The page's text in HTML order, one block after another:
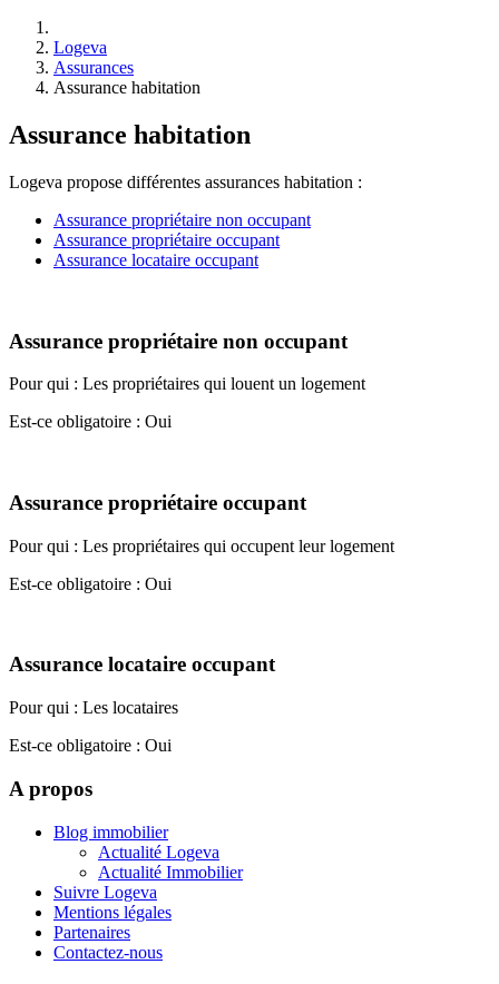
Logeva
Assurances
Assurance habitation
Assurance habitation
Logeva propose différentes assurances habitation :
Assurance propriétaire non occupant
Assurance propriétaire occupant
Assurance locataire occupant
Assurance propriétaire non occupant
Pour qui : Les propriétaires qui louent un logement
Est-ce obligatoire : Oui
Assurance propriétaire occupant
Pour qui : Les propriétaires qui occupent leur logement
Est-ce obligatoire : Oui
Assurance locataire occupant
Pour qui : Les locataires
Est-ce obligatoire : Oui
A propos
Blog immobilier
Actualité Logeva
Actualité Immobilier
Suivre Logeva
Mentions légales
Partenaires
Contactez-nous